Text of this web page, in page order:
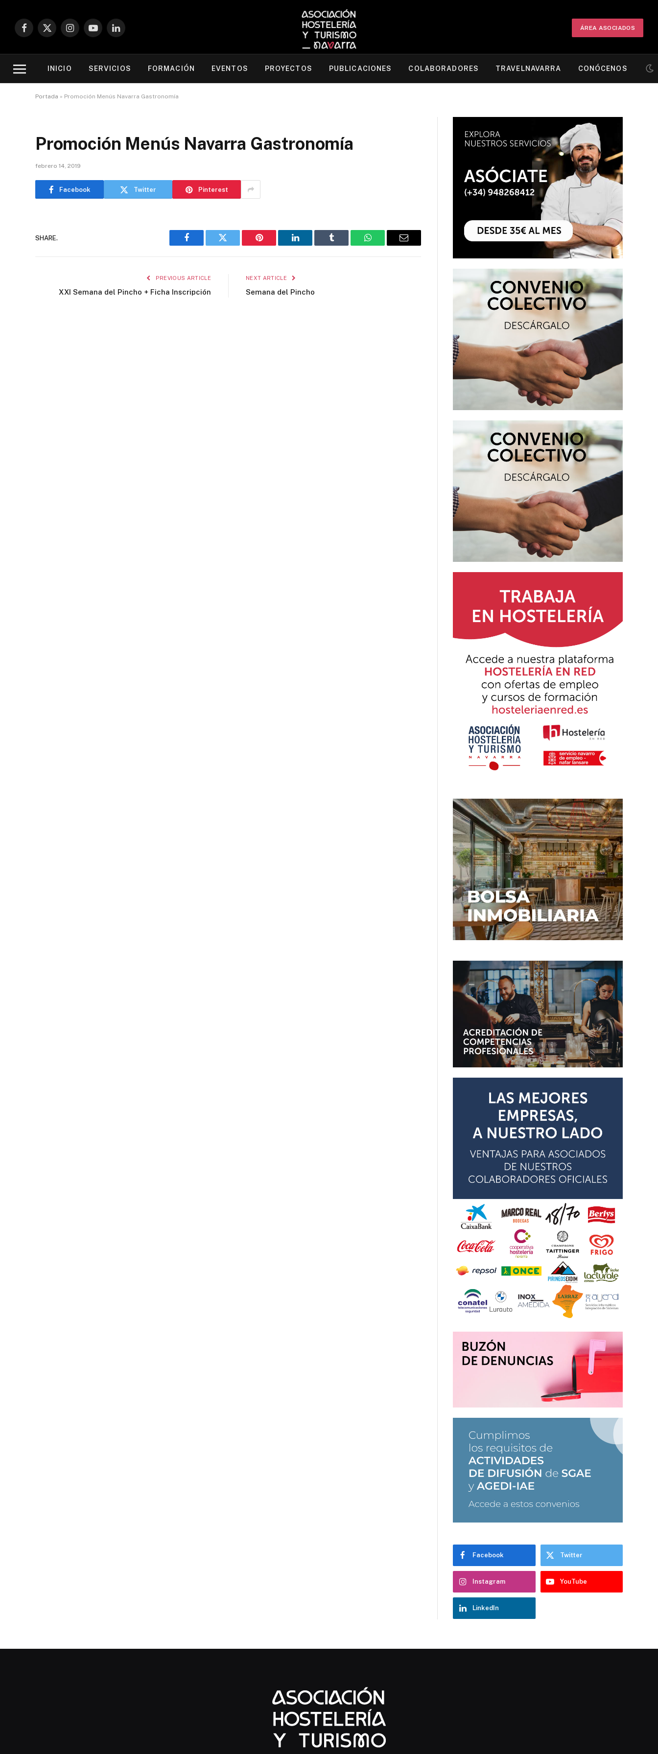
Facebook
X
InstagramYouTubeLinkedIn
ÁREA ASOCIADOS
INICIO SERVICIOS FORMACIÓN EVENTOS PROYECTOS PUBLICACIONES COLABORADORES TRAVELNAVARRA CONÓCENOS
Portada » Promoción Menús Navarra Gastronomía
Promoción Menús Navarra Gastronomía
febrero 14, 2019
Facebook Twitter Pinterest
SHARE.
Facebook Twitter Pinterest LinkedIn Tumblr WhatsAppEmail
PREVIOUS ARTICLE
XXI Semana del Pincho + Ficha Inscripción
NEXT ARTICLE
Semana del Pincho
Facebook Twitter
Instagram YouTube
LinkedIn